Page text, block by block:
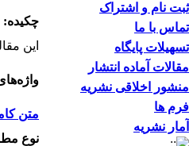
ثبت نام و اشتراک
تماس با ما
تسهیلات پایگاه
مقالات آماده انتشار
منشور اخلاقی نشریه
فرم ها
آمار نشریه
چکیده:
این
متن
نوع